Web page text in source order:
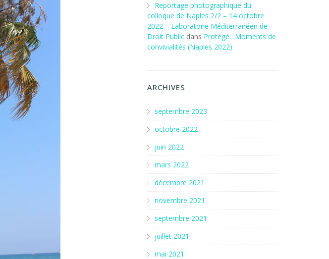
Reportage photographique du
colloque de Naples 2/2 – 14 octobre
2022 – Laboratoire Méditerranéen de
Droit Public dans Protégé : Moments de
convivialités (Naples 2022)
ARCHIVES
septembre 2023
octobre 2022
juin 2022
mars 2022
décembre 2021
novembre 2021
septembre 2021
juillet 2021
mai 2021